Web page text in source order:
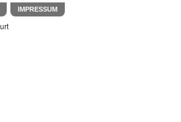
IMPRESSUM